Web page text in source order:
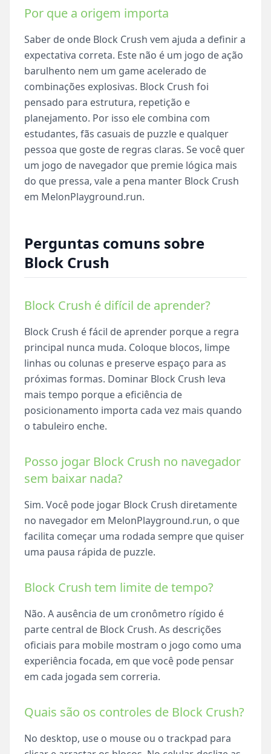
Por que a origem importa
Saber de onde Block Crush vem ajuda a definir a
expectativa correta. Este não é um jogo de ação
barulhento nem um game acelerado de
combinações explosivas. Block Crush foi
pensado para estrutura, repetição e
planejamento. Por isso ele combina com
estudantes, fãs casuais de puzzle e qualquer
pessoa que goste de regras claras. Se você quer
um jogo de navegador que premie lógica mais
do que pressa, vale a pena manter Block Crush
em MelonPlayground.run.
Perguntas comuns sobre
Block Crush
Block Crush é difícil de aprender?
Block Crush é fácil de aprender porque a regra
principal nunca muda. Coloque blocos, limpe
linhas ou colunas e preserve espaço para as
próximas formas. Dominar Block Crush leva
mais tempo porque a eficiência de
posicionamento importa cada vez mais quando
o tabuleiro enche.
Posso jogar Block Crush no navegador
sem baixar nada?
Sim. Você pode jogar Block Crush diretamente
no navegador em MelonPlayground.run, o que
facilita começar uma rodada sempre que quiser
uma pausa rápida de puzzle.
Block Crush tem limite de tempo?
Não. A ausência de um cronômetro rígido é
parte central de Block Crush. As descrições
oficiais para mobile mostram o jogo como uma
experiência focada, em que você pode pensar
em cada jogada sem correria.
Quais são os controles de Block Crush?
No desktop, use o mouse ou o trackpad para